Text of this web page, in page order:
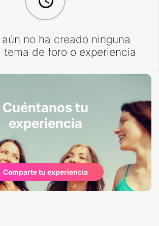
aún no ha creado ninguna
tema de foro o experiencia
Cuéntanos tu
experiencia
Comparte tu experiencia